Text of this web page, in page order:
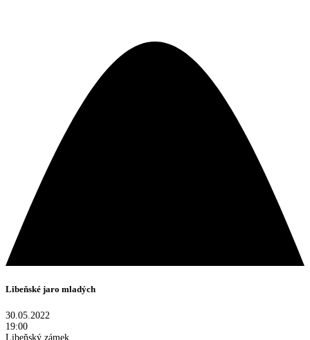
Libeňské jaro mladých
30.05.2022
19:00
Libeňský zámek